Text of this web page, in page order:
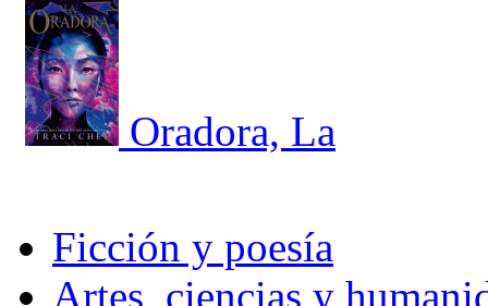
Oradora, La
Ficción y poesía
Artes, ciencias y